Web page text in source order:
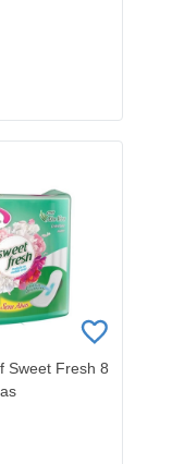
Sweet Fresh 8